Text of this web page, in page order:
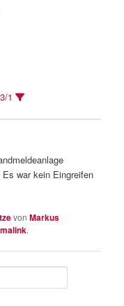
1
war kein Eingreifen
vonMarkus
.